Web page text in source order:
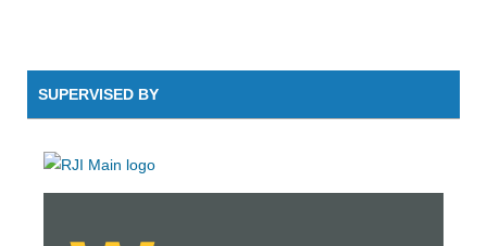
SUPERVISED BY